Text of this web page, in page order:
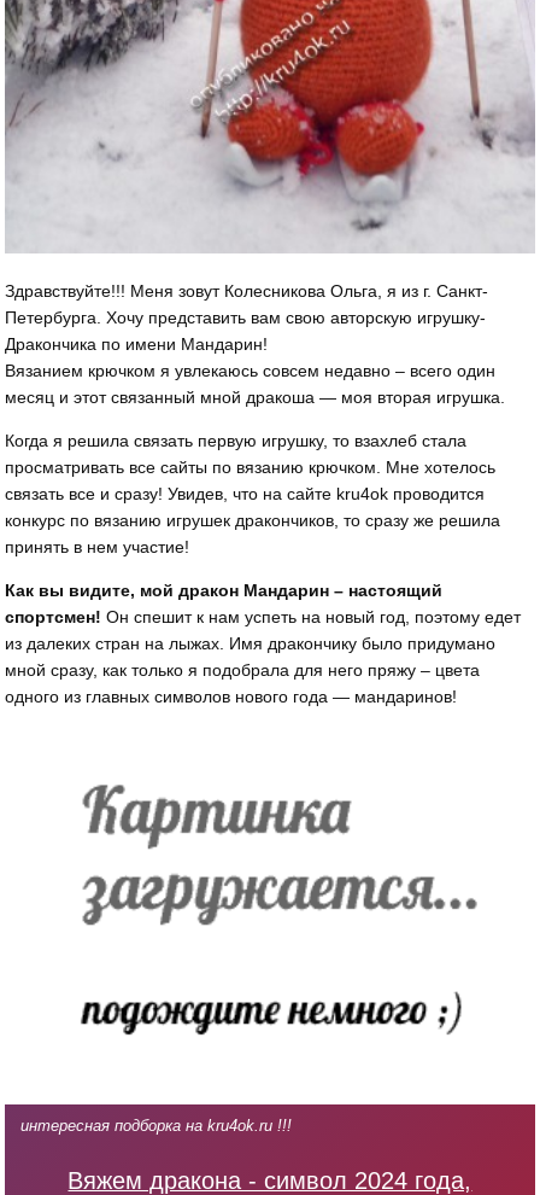
Здравствуйте!!! Меня зовут Колесникова Ольга, я из г. Санкт-
Петербурга. Хочу представить вам свою авторскую игрушку-
Дракончика по имени Мандарин!
Вязанием крючком я увлекаюсь совсем недавно – всего один
месяц и этот связанный мной дракоша — моя вторая игрушка.
Когда я решила связать первую игрушку, то взахлеб стала
просматривать все сайты по вязанию крючком. Мне хотелось
связать все и сразу! Увидев, что на сайте kru4ok проводится
конкурс по вязанию игрушек дракончиков, то сразу же решила
принять в нем участие!
Как вы видите, мой дракон Мандарин – настоящий
спортсмен! Он спешит к нам успеть на новый год, поэтому едет
из далеких стран на лыжах. Имя дракончику было придумано
мной сразу, как только я подобрала для него пряжу – цвета
одного из главных символов нового года — мандаринов!
интересная подборка на kru4ok.ru !!!
Вяжем дракона - символ 2024 года,